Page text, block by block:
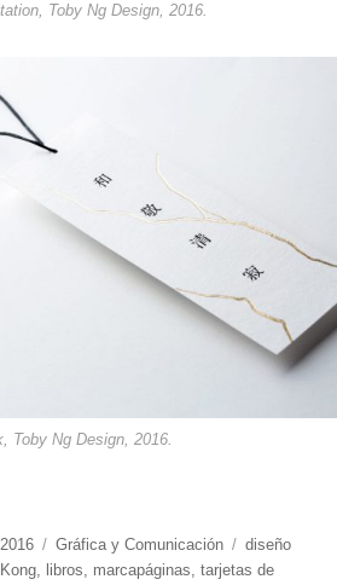
Toby Ng Design, 2016.
Toby Ng Design, 2016.
author/chiara-
Categorías
Gráfica y Comunicación Etiquetas
diseño
, libros, marcapáginas,tarjetas de